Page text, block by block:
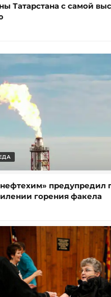
Татарстана с самой
предупредил
горения факела